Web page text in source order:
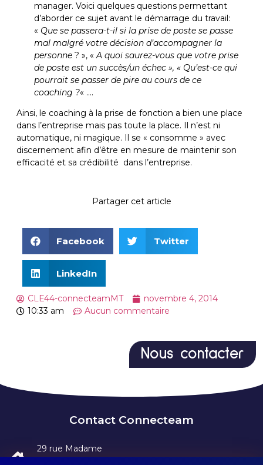
manager. Voici quelques questions permettant
d’aborder ce sujet avant le démarrage du travail:
« Que se passera-t-il si la prise de poste se passe
mal malgré votre décision d’accompagner la
personne ? », «A quoi saurez-vous que votre prise
de poste est un succès/un échec », « Qu’est-ce qui
pourrait se passer de pire au cours de ce
coaching ?« ….
Ainsi, le coaching à la prise de fonction a bien une place
dans l’entreprise mais pas toute la place. Il n’est ni
automatique, ni magique. Il se « consomme » avec
discernement afin d’être en mesure de maintenir son
efficacité et sa crédibilité dans l’entreprise.
Partager cet article
Facebook Twitter
LinkedIn
CLE44-connecteamMT
novembre 4, 2014
10:33 am
Aucun commentaire
Nous contacter
Contact Connecteam
29 rue Madame